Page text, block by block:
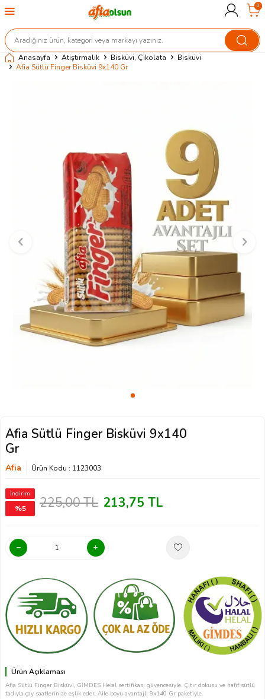
0
Anasayfa Atıştırmalık Bisküvi, Çikolata
Bisküvi
Afia Sütlü Finger Bisküvi 9x140 Gr
Afia Sütlü Finger Bisküvi 9x140
Gr
Afia Ürün Kodu : 1123003
İndirim
%5 225,00TL 213,75 TL
Ürün Açıklaması
Afia Sütlü Finger Bisküvi, GİMDES Helal sertifikası güvencesiyle. Çıtır dokusu ve hafif sütlü
tadıyla çay saatlerinize eşlik eder. Aile boyu avantajlı 9x140 Gr paketiyle.